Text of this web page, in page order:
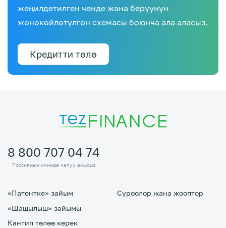
жеңилдетилген ченде жана берүүнүн
жөнөкөйлөтүлгөн схемасы боюнча ала аласыз.
Кредитти төлө
8 800 707 04 74
Россиянын ичинде чалуу акысыз
«Патентке» зайым
«Шашылыш» зайымы
Кантип төлөө керек
Суроолор жана жооптор